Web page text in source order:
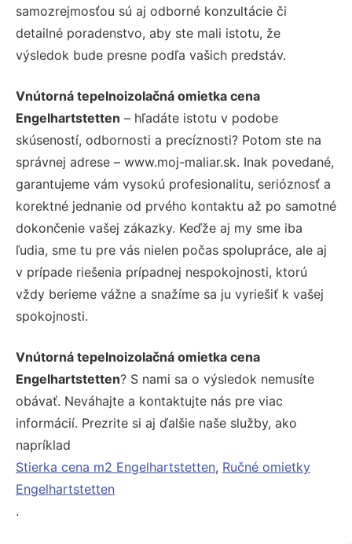
samozrejmosťou sú aj odborné konzultácie či
detailné poradenstvo, aby ste mali istotu, že
výsledok bude presne podľa vašich predstáv.
Vnútorná tepelnoizolačná omietka cena
Engelhartstetten – hľadáte istotu v podobe
skúseností, odbornosti a precíznosti? Potom ste na
správnej adrese – www.moj-maliar.sk. Inak povedané,
garantujeme vám vysokú profesionalitu, serióznosť a
korektné jednanie od prvého kontaktu až po samotné
dokončenie vašej zákazky. Keďže aj my sme iba
ľudia, sme tu pre vás nielen počas spolupráce, ale aj
v prípade riešenia prípadnej nespokojnosti, ktorú
vždy berieme vážne a snažíme sa ju vyriešiť k vašej
spokojnosti.
Vnútorná tepelnoizolačná omietka cena
Engelhartstetten? S nami sa o výsledok nemusíte
obávať. Neváhajte a kontaktujte nás pre viac
informácií. Prezrite si aj ďalšie naše služby, ako
napríklad
Stierka cena m2 Engelhartstetten, Ručné omietky
Engelhartstetten
.